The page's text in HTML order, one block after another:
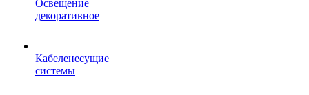
Освещение
декоративное
Кабеленесущие
системы